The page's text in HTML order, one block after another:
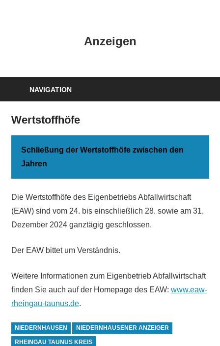
Anzeigen
NAVIGATION
Wertstoffhöfe
Schließung der Wertstoffhöfe zwischen den
Jahren
Die Wertstoffhöfe des Eigenbetriebs Abfallwirtschaft
(EAW) sind vom 24. bis einschließlich 28. sowie am 31.
Dezember 2024 ganztägig geschlossen.
Der EAW bittet um Verständnis.
Weitere Informationen zum Eigenbetrieb Abfallwirtschaft
finden Sie auch auf der Homepage des EAW: www.eaw-
rheingau-taunus.de.
NIEDERNHAUSEN NIEDERNHAUSENER ANZEIGER
RHEINGAU TAUNUS KREIS